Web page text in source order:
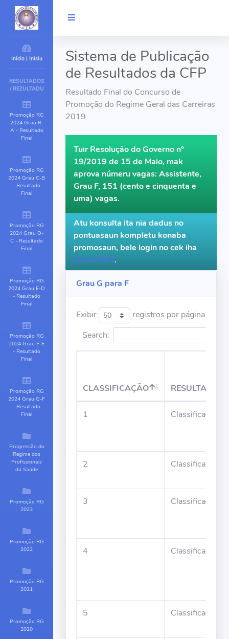
Início | Inísiu
RESULTADOS
/ REZULTADU
Promoção RG
2024 Grau B-
A - Resultado
Final
Promoção RG
2024 Grau C-B
- Resultado
Final
Promoção RG
2024 Grau D-
C - Resultado
Final
Promoção RG
2024 Grau E-D
- Resultado
Final
Promoção RG
2024 Grau F-E
- Resultado
Final
Promoção RG
2024 Grau G-F
- Resultado
Final
Progressão do
Regime dos
Profissionais
da Saúde
Promoção RG
2023
Promoção RG
2022
Promoção RG
2021
Promoção RG
2020
Sistema de Publicação
de Resultados da CFP
Resultado Final do Concurso de
Promoção do Regime Geral das Carreiras
2019
Tuir Resolução do Governo nº
19/2019 de 15 de Maio, mak
aprova númeru vagas: Assistente,
Grau F, 151 (cento e cinquenta e
uma) vagas.
Atu konsulta ita nia dadus no
pontuasaun kompletu konaba
promosaun, bele login no cek iha
SIGAPNET.
Grau G para F
Exibir
registros por página
Search:
CLASSIFICAÇÃO RESULTADO
1 Classificado
2 Classificado
3 Classificado
4 Classificado
5 Classificado